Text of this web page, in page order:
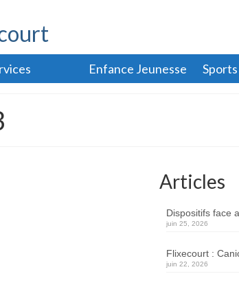
Enfance Jeunesse
Articles
Dispositifs face
juin 25, 2026
Flixecourt :
juin 22, 2026